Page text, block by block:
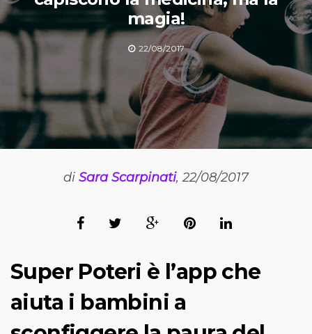
magia!
22/08/2017
di Sara Scarpinati, 22/08/2017
Super Poteri è l’app che
aiuta i bambini a